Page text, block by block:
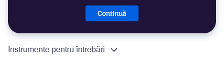
Continuă
Instrumente pentru întrebări